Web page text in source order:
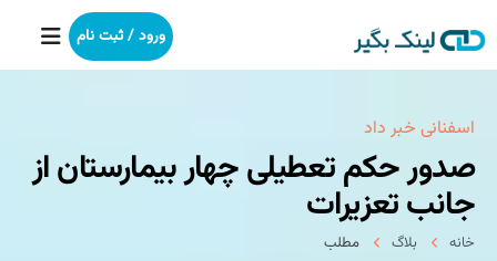
خانه
بکلینک
رپورتاژآگهی
ورود / ثبت نام
اسفنانی خبر داد
صدور حکم تعطیلی چهار بیمارستان از
جانب تعزیرات
خانه بلاگ مطلب